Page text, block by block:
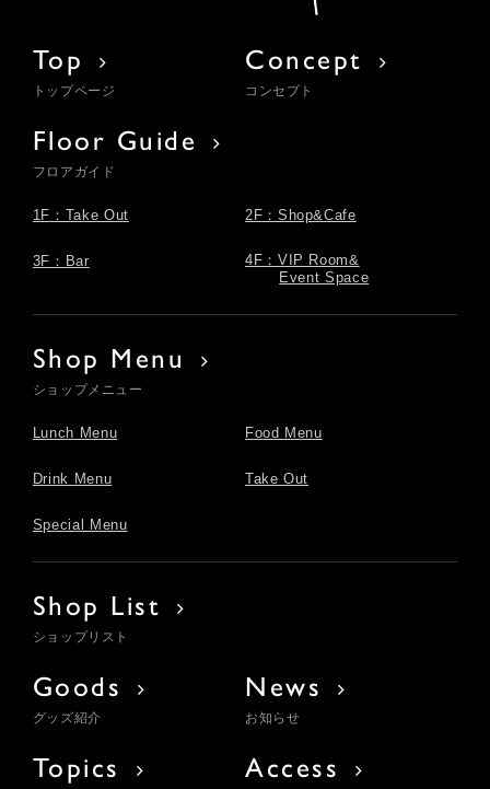
Top
トップページ
Concept
コンセプト
Floor Guide
フロアガイド
1F：Take Out 2F：Shop&Cafe
3F：Bar
4F：VIP Room&
Event Space
Shop Menu
ショップメニュー
Lunch Menu Food Menu
Drink Menu Take Out
Special Menu
Shop List
ショップリスト
Goods
グッズ紹介
News
お知らせ
Topics Access